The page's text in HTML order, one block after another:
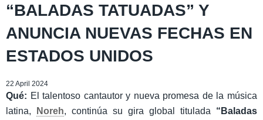
“BALADAS TATUADAS” Y
ANUNCIA NUEVAS FECHAS EN
ESTADOS UNIDOS
22 April 2024
Qué: El talentoso cantautor y nueva promesa de la música
latina,
Noreh, continúa su gira global titulada “Baladas